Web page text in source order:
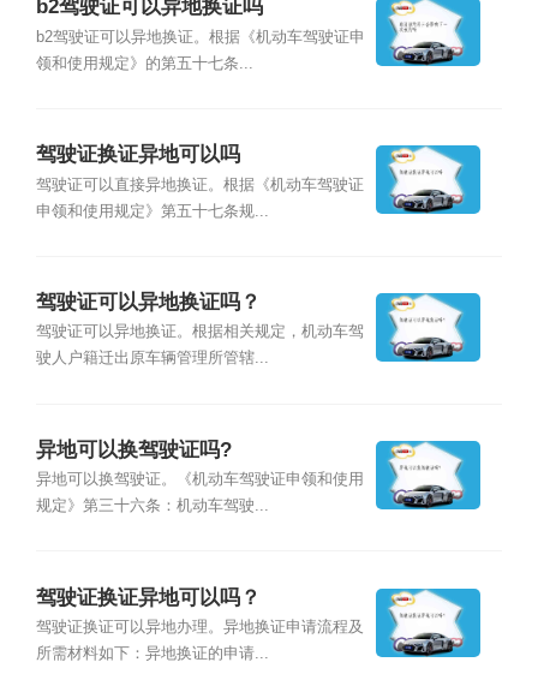
b2驾驶证可以异地换证吗
b2驾驶证可以异地换证。根据《机动车驾驶证申
领和使用规定》的第五十七条...
驾驶证换证异地可以吗
驾驶证可以直接异地换证。根据《机动车驾驶证
申领和使用规定》第五十七条规...
驾驶证可以异地换证吗？
驾驶证可以异地换证。根据相关规定，机动车驾
驶人户籍迁出原车辆管理所管辖...
异地可以换驾驶证吗?
异地可以换驾驶证。《机动车驾驶证申领和使用
规定》第三十六条：机动车驾驶...
驾驶证换证异地可以吗？
驾驶证换证可以异地办理。异地换证申请流程及
所需材料如下：异地换证的申请...